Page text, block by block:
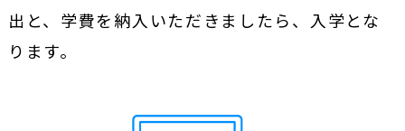
出と、 学費を納入いただきましたら、入学とな
ります。